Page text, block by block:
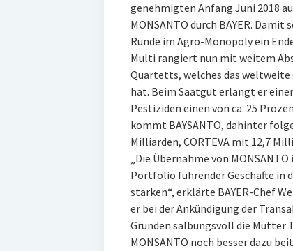
genehmigten Anfang Juni 2018
MONSANTO durch BAYER.
Runde im Agro-Monopoly ein
Multi rangiert nun mit weitem
Quartetts, welches das
hat. Beim Saatgut erlangt er
Pestiziden einen von ca. 25
kommt BAYSANTO, dahinter
Milliarden, CORTEVA mit 12,7
„Die Übernahme von
Portfolio führender Geschäfte in
stärken“, erklärte BAYER-Chef
er bei der Ankündigung der
Gründen salbungsvoll die Mutter
MONSANTO noch besser dazu